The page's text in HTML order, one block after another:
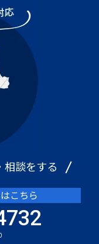
相談をする
こちら